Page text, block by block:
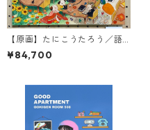
【原画】たにこうたろう／語
り出す物語
¥84,700